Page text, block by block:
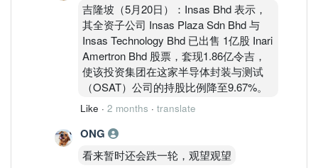
吉隆坡（5月20日）：Insas Bhd 表示，
其全资子公司 Insas Plaza Sdn Bhd 与
Insas Technology Bhd 已出售 1亿股 Inari
Amertron Bhd 股票，套现1.86亿令吉，
使该投资集团在这家半导体封装与测试
（OSAT）公司的持股比例降至9.67%。
Like · 2 months · translate
ONG
看来暂时还会跌一轮，观望观望